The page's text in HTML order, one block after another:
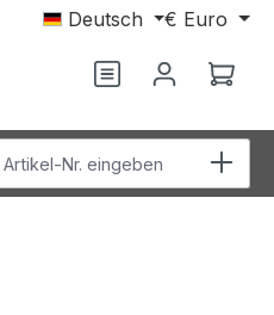
Deutsch € Euro
Du hast 0
Artikel-Nr. eingeben